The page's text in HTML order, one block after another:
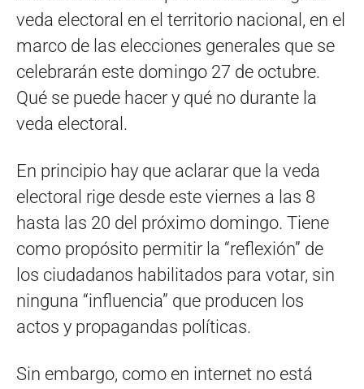
veda electoral en el territorio nacional, en el
marco de las elecciones generales que se
celebrarán este domingo 27 de octubre.
Qué se puede hacer y qué no durante la
veda electoral.
En principio hay que aclarar que la veda
electoral rige desde este viernes a las 8
hasta las 20 del próximo domingo. Tiene
como propósito permitir la “reflexión” de
los ciudadanos habilitados para votar, sin
ninguna “influencia” que producen los
actos y propagandas políticas.
Sin embargo, como en internet no está